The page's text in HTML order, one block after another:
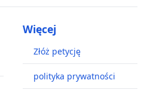
Więcej
Złóż petycję
polityka prywatności